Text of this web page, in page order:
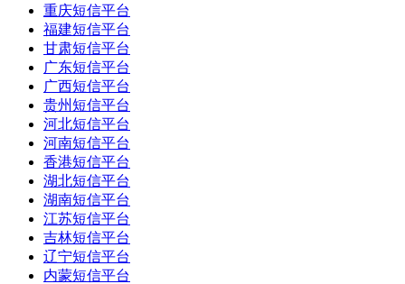
重庆短信平台
福建短信平台
甘肃短信平台
广东短信平台
广西短信平台
贵州短信平台
河北短信平台
河南短信平台
香港短信平台
湖北短信平台
湖南短信平台
江苏短信平台
吉林短信平台
辽宁短信平台
内蒙短信平台